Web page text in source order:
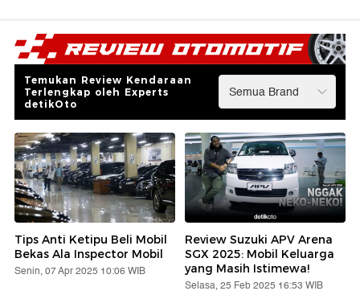
Temukan Review Kendaraan
Terlengkap oleh Experts
detikOto
Tips Anti Ketipu Beli Mobil
Bekas Ala Inspector Mobil
Senin, 07 Apr 2025 10:06 WIB
Review Suzuki APV Arena
SGX 2025: Mobil Keluarga
yang Masih Istimewa!
Selasa, 25 Feb 2025 16:53 WIB